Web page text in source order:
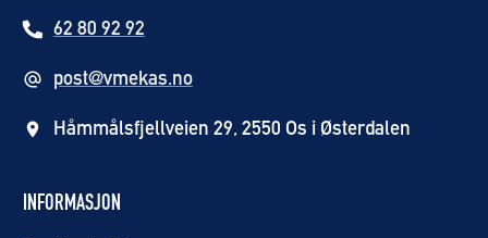
62 80 92 92
post@vmekas.no
Håmmålsfjellveien 29, 2550 Os i Østerdalen
INFORMASJON